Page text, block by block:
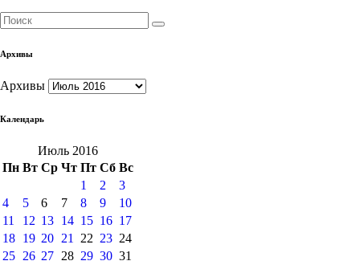
Архивы
Архивы
Календарь
Июль 2016
Пн Вт Ср Чт Пт Сб Вс
1
2
3
4
5 6 7 8 9
10
11
12 13 14 15 16 17
18 19 20 21 22 23 24
25 26 27 28 29 30 31